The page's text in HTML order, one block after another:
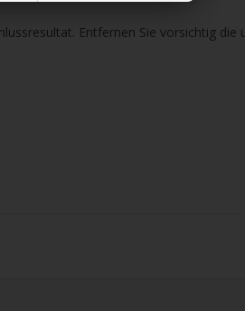
Entfernen Sie vorsichtig die